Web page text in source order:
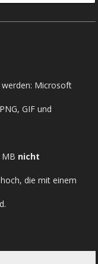
Microsoft
GIF und
nicht
die mit einem